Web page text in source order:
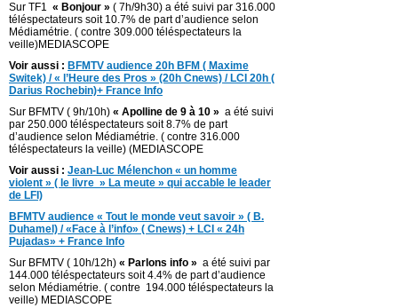
Sur TF1 « Bonjour » ( 7h/9h30) a été suivi par 316.000
téléspectateurs soit 10.7% de part d’audience selon
Médiamétrie. ( contre 309.000 téléspectateurs la
veille)MEDIASCOPE
Voir aussi : BFMTV audience 20h BFM ( Maxime
Switek) / « l’Heure des Pros » (20h Cnews) / LCI 20h (
Darius Rochebin)+ France Info
Sur BFMTV ( 9h/10h) « Apolline de 9 à 10 » a été suivi
par 250.000 téléspectateurs soit 8.7% de part
d’audience selon Médiamétrie. ( contre 316.000
téléspectateurs la veille) (MEDIASCOPE
Voir aussi : Jean-Luc Mélenchon « un homme
violent » ( le livre » La meute » qui accable le leader
de LFI)
BFMTV audience « Tout le monde veut savoir » ( B.
Duhamel) / «Face à l’info» ( Cnews) + LCI « 24h
Pujadas» + France Info
Sur BFMTV ( 10h/12h) « Parlons info » a été suivi par
144.000 téléspectateurs soit 4.4% de part d’audience
selon Médiamétrie. ( contre 194.000 téléspectateurs la
veille) MEDIASCOPE